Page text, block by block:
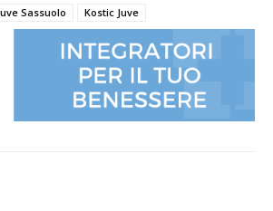
Sassuolo Kostic Juve